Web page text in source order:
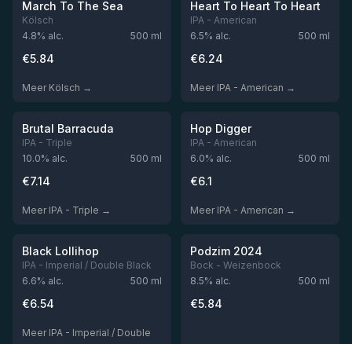
Niet op voorraad
March To The Sea
Kölsch
4.8% alc. 500 ml
€5.84
Meer Kölsch →
Niet op voorraad
Heart To Heart To Heart
IPA - American
6.5% alc. 500 ml
€6.24
Meer IPA - American →
Niet op voorraad
★3.75
Brutal Barracuda
IPA - Triple
10.0% alc. 500 ml
€7.14
Meer IPA - Triple →
Niet op voorraad
★3.71
Hop Digger
IPA - American
6.0% alc. 500 ml
€6.1
Meer IPA - American →
Niet op voorraad
★3.66
Black Lollihop
IPA - Imperial / Double Black
6.6% alc. 500 ml
€6.54
Meer IPA - Imperial / Double
Niet op voorraad
★3.61
Podzim 2024
Bock - Weizenbock
8.5% alc. 500 ml
€5.84